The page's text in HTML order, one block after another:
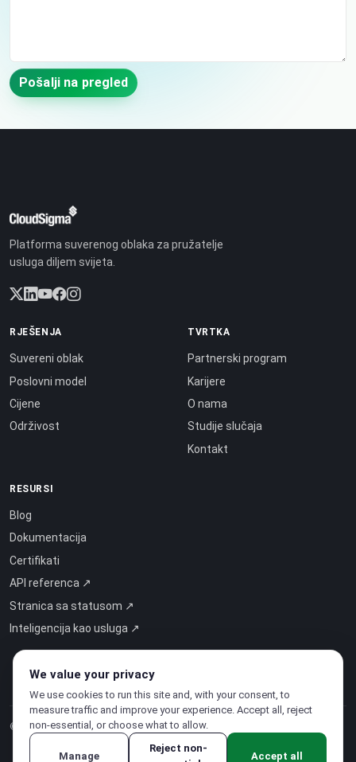
Pošalji na pregled
Platforma suverenog oblaka za pružatelje
usluga diljem svijeta.
RJEŠENJA
Suvereni oblak
Poslovni model
Cijene
Održivost
TVRTKA
Partnerski program
Karijere
O nama
Studije slučaja
Kontakt
RESURSI
Blog
Dokumentacija
Certifikati
API referenca ↗
Stranica sa statusom ↗
Inteligencija kao usluga ↗
© 2026 CloudSigma Holding AG.Sva prava pridržana
We value your privacy
We use cookies to run this site and, with your consent, to
measure traffic and improve your experience. Accept all, reject
non-essential, or choose what to allow.
Manage
Reject non-
Accept all